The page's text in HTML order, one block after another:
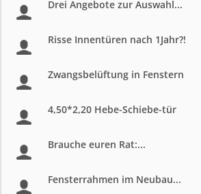
Drei Angebote zur Auswahl...
Risse Innentüren nach 1Jahr?!
Zwangsbelüftung in Fenstern
4,50*2,20 Hebe-Schiebe-tür
Brauche euren Rat:...
Fensterrahmen im Neubau...